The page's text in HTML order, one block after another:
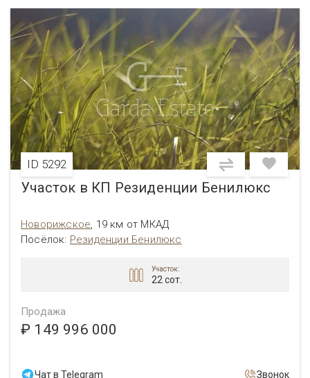
ID 5292
Участок в КП Резиденции Бенилюкс
Новорижское 19 км от МКАД
Посёлок: Резиденции Бенилюкс
Участок:
22 сот.
Продажа
₽ 149 996 000
Чат в Telegram Звонок